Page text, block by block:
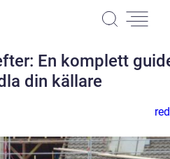
En komplett
din källare